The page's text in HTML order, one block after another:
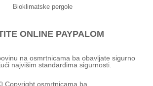
Bioklimatske pergole
ONLINE PAYPALOM
na osmrtnicama ba obavljate sigurno
najvišim standardima sigurnosti.
Copyright osmrtnicama.ba